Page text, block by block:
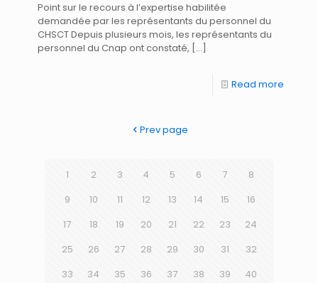
Point sur le recours à l’expertise habilitée
demandée par les représentants du personnel du
CHSCT Depuis plusieurs mois, les représentants du
personnel du Cnap ont constaté, […]
Read more
Prev page
1 2 3 4 5 6 7
8
9
10 11 12 13 14 15
16
17
18 19 20 21 22 23
24
25
26 27 28 29 30 31
32
33
34 35 36 37 38 39
40